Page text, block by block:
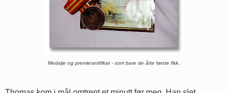
Medalje og premiesertifikat - som bare de åtte første fikk.